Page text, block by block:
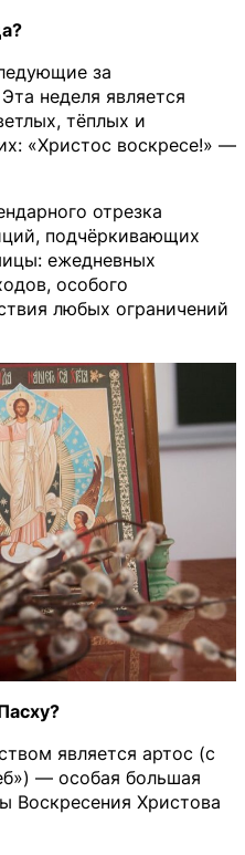
за
неделя является
тёплых и
«Христос воскресе!» —
отрезка
подчёркивающих
ежедневных
особого
любых ограничений
является артос (с
— особая большая
Воскресения Христова